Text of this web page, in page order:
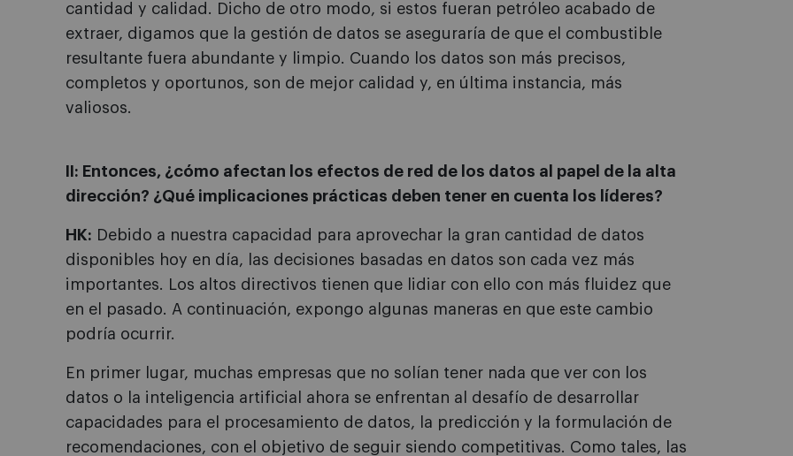
cantidad y calidad. Dicho de otro modo, si estos fueran petróleo acabado de
extraer, digamos que la gestión de datos se aseguraría de que el combustible
resultante fuera abundante y limpio. Cuando los datos son más precisos,
completos y oportunos, son de mejor calidad y, en última instancia, más
valiosos.
II: Entonces, ¿cómo afectan los efectos de red de los datos al papel de la alta
dirección? ¿Qué implicaciones prácticas deben tener en cuenta los líderes?
HK: Debido a nuestra capacidad para aprovechar la gran cantidad de datos
disponibles hoy en día, las decisiones basadas en datos son cada vez más
importantes. Los altos directivos tienen que lidiar con ello con más fluidez que
en el pasado. A continuación, expongo algunas maneras en que este cambio
podría ocurrir.
En primer lugar, muchas empresas que no solían tener nada que ver con los
datos o la inteligencia artificial ahora se enfrentan al desafío de desarrollar
capacidades para el procesamiento de datos, la predicción y la formulación de
recomendaciones, con el objetivo de seguir siendo competitivas. Como tales, las